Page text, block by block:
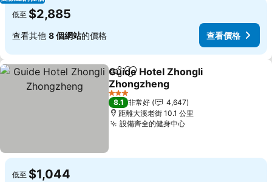
低至 $2,885
查看其他 8 個網站的價格 查看價格
分享 加入我的最愛
Guide Hotel Zhongli
Zhongzheng
查看價格
3 星級
8.1 非常好
4,647
距離大溪老街 10.1 公里
設備齊全的健身中心查看價格
低至 $1,044